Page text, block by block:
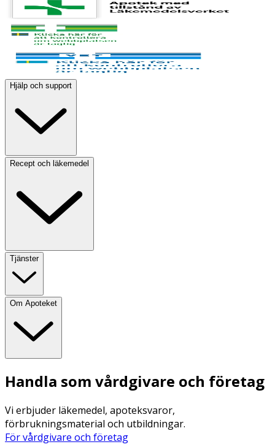
Hjälp och support
Recept och läkemedel
Tjänster
Om Apoteket
Handla som vårdgivare och företag
Vi erbjuder läkemedel, apoteksvaror,
förbrukningsmaterial och utbildningar.
För vårdgivare och företag